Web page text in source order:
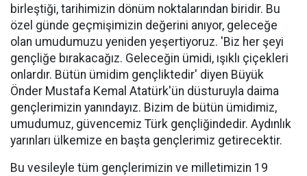
birleştiği, tarihimizin dönüm noktalarından biridir. Bu
özel günde geçmişimizin değerini anıyor, geleceğe
olan umudumuzu yeniden yeşertiyoruz. 'Biz her şeyi
gençliğe bırakacağız. Geleceğin ümidi, ışıklı çiçekleri
onlardır. Bütün ümidim gençliktedir' diyen Büyük
Önder Mustafa Kemal Atatürk'ün düsturuyla daima
gençlerimizin yanındayız. Bizim de bütün ümidimiz,
umudumuz, güvencemiz Türk gençliğindedir. Aydınlık
yarınları ülkemize en başta gençlerimiz getirecektir.
Bu vesileyle tüm gençlerimizin ve milletimizin 19